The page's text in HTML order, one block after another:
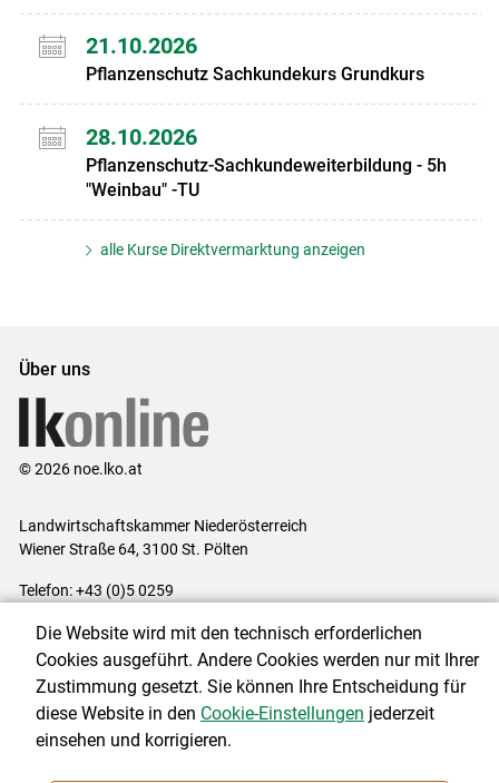
21.10.2026
Pflanzenschutz Sachkundekurs Grundkurs
28.10.2026
Pflanzenschutz-Sachkundeweiterbildung - 5h
"Weinbau" -TU
alle Kurse Direktvermarktung anzeigen
Über uns
© 2026 noe.lko.at
Landwirtschaftskammer Niederösterreich
Wiener Straße 64, 3100 St. Pölten
Telefon: +43 (0)5 0259
Impressum|Kontakt|Datenschutzerklärung|Barrierefreiheit|
Cookie-Einstellungen
Die Website wird mit den technisch erforderlichen
Cookies ausgeführt. Andere Cookies werden nur mit Ihrer
Zustimmung gesetzt. Sie können Ihre Entscheidung für
diese Website in den Cookie-Einstellungen jederzeit
einsehen und korrigieren.